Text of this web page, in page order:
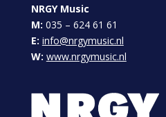
NRGY Music
M: 035 – 624 61 61
E: info@nrgymusic.nl
W: www.nrgymusic.nl